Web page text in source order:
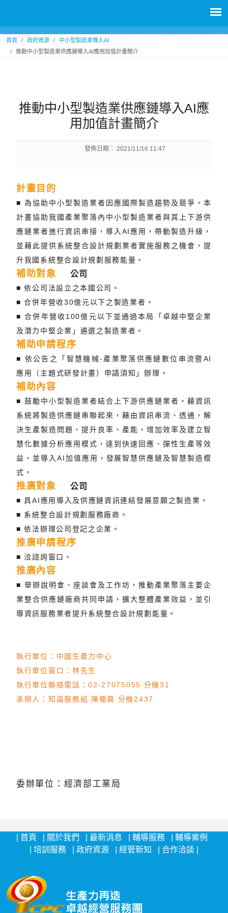
首頁 政府資源
中小型製造業導入AI
推動中小型製造業供應鏈導入AI應用加值計畫簡介
推動中小型製造業供應鏈導入AI應
用加值計畫簡介
發佈日期： 2021/11/16 11:47
計畫目的
■ 為協助中小型製造業者因應國際製造趨勢及競爭，本
計畫協助我國產業聚落內中小型製造業者與其上下游供
應鏈業者進行資訊串接，導入AI應用，帶動製造升級，
並藉此提供系統整合設計規劃業者實施服務之機會，提
升我國系統整合設計規劃服務能量。
補助對象 公司
■ 依公司法設立之本國公司。
■ 合併年營收30億元以下之製造業者。
■ 合併年營收100億元以下並通過本局「卓越中堅企業
及潛力中堅企業」遴選之製造業者。
補助申請程序
■ 依公告之「智慧機械-產業聚落供應鏈數位串流暨AI
應用（主題式研發計畫）申請須知」辦理。
補助內容
■ 鼓勵中小型製造業者結合上下游供應鏈業者，藉資訊
系統將製造供應鏈串聯起來，藉由資訊串流、透通，解
決生產製造問題、提升良率、產能，增加效率及建立智
慧化數據分析應用模式，達到快速回應、彈性生產等效
益，並導入AI加值應用，發展智慧供應鏈及智慧製造模
式。
推廣對象 公司
■ 具AI應用導入及供應鏈資訊連結發展意願之製造業。
■ 系統整合設計規劃服務廠商。
■ 依法辦理公司登記之企業。
推廣申請程序
■ 洽諮詢窗口。
推廣內容
■ 舉辦說明會、座談會及工作坊，推動產業聚落主要企
業整合供應鏈廠商共同申請，擴大整體產業效益，並引
導資訊服務業者提升系統整合設計規劃能量。
執行單位：中國生產力中心
執行單位窗口：林先生
執行單位聯絡電話：02-27075055 分機31
承辦人：知識服務組 陳榎晨 分機2437
委辦單位：經濟部工業局
:::
首頁 關於我們 最新消息 輔導服務
輔導案例
培訓服務
政府資源 經管新知 合作洽談